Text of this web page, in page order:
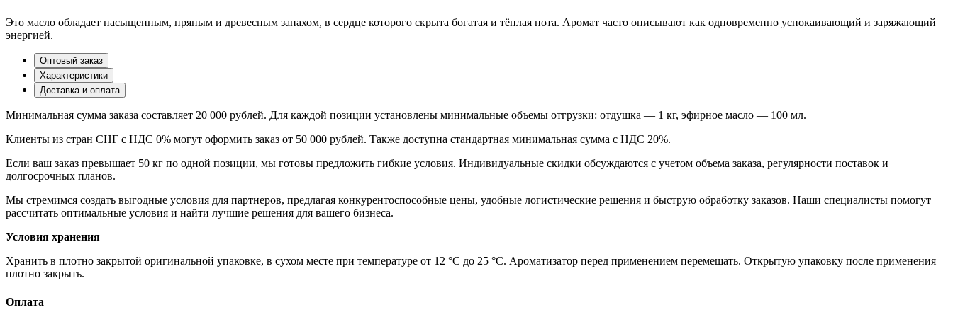
Это масло обладает насыщенным, пряным и древесным запахом, в сердце которого скрыта богатая и тёплая нота. Аромат часто описывают как одновременно успокаивающий и заряжающий
энергией.
Оптовый заказ
Характеристики
Доставка и оплата
Минимальная сумма заказа составляет 20 000 рублей. Для каждой позиции установлены минимальные объемы отгрузки: отдушка — 1 кг, эфирное масло — 100 мл.
Клиенты из стран СНГ с НДС 0% могут оформить заказ от 50 000 рублей. Также доступна стандартная минимальная сумма с НДС 20%.
Если ваш заказ превышает 50 кг по одной позиции, мы готовы предложить гибкие условия. Индивидуальные скидки обсуждаются с учетом объема заказа, регулярности поставок и
долгосрочных планов.
Мы стремимся создать выгодные условия для партнеров, предлагая конкурентоспособные цены, удобные логистические решения и быструю обработку заказов. Наши специалисты помогут
рассчитать оптимальные условия и найти лучшие решения для вашего бизнеса.
Условия хранения
Хранить в плотно закрытой оригинальной упаковке, в сухом месте при температуре от 12 °C до 25 °C. Ароматизатор перед применением перемешать. Открытую упаковку после применения
плотно закрыть.
Оплата